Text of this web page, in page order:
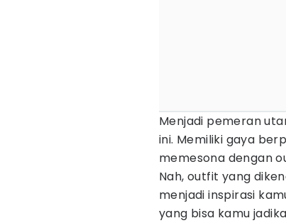
Menjadi pemeran
ini. Memiliki gaya
memesona dengan
Nah, outfit yang
menjadi inspirasi
yang bisa kamu